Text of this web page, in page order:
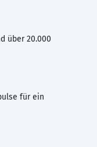
über 20.000
für ein